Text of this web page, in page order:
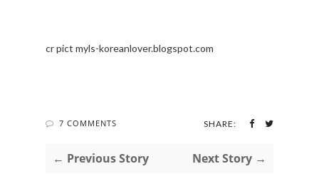
cr pict myls-koreanlover.blogspot.com
7 COMMENTS SHARE:
← Previous Story Next Story →